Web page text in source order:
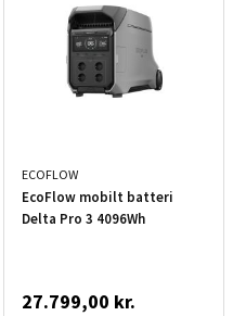
ECOFLOW
EcoFlow mobilt batteri
Delta Pro 3 4096Wh
27.799,00 kr.